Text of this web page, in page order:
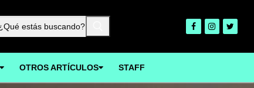
Buscar:
OTROS ARTÍCULOS STAFF